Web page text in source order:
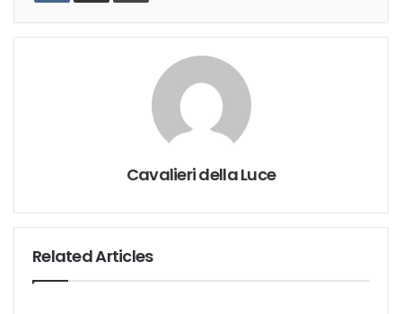
Cavalieri della Luce
Related Articles